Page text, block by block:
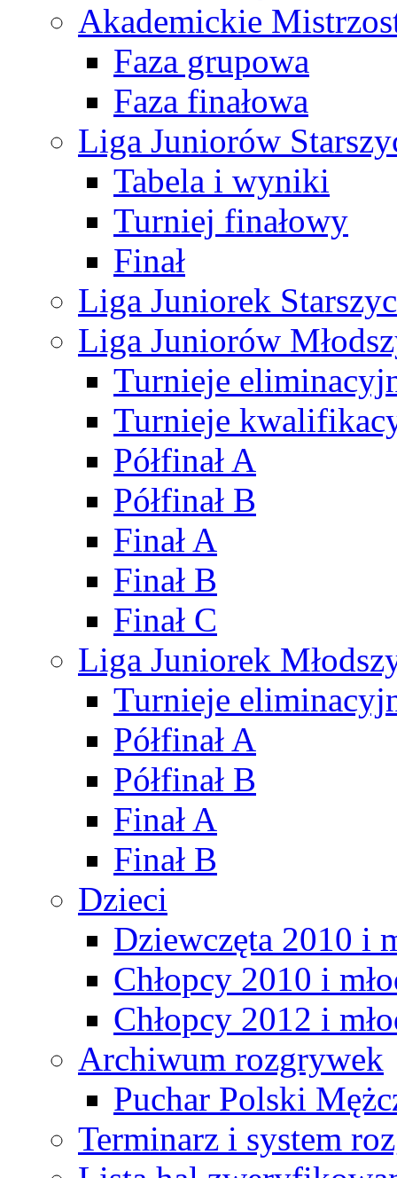
Akademickie
Faza grupowa
Faza finałowa
Liga Juniorów
Tabela i wyniki
Turniej finałowy
Finał
Liga Juniorek
Liga Juniorów
Turnieje
Turnieje
Półfinał A
Półfinał B
Finał A
Finał B
Finał C
Liga Juniorek
Turnieje
Półfinał A
Półfinał B
Finał A
Finał B
Dzieci
Dziewczęta 2010 i
Chłopcy 2010 i
Chłopcy 2012 i
Archiwum rozgrywek
Puchar Polski
Terminarz i system